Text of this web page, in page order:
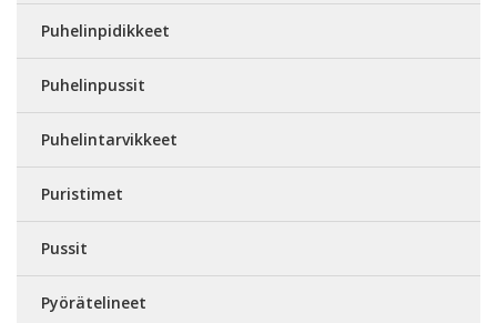
Puhelinpidikkeet
Puhelinpussit
Puhelintarvikkeet
Puristimet
Pussit
Pyörätelineet